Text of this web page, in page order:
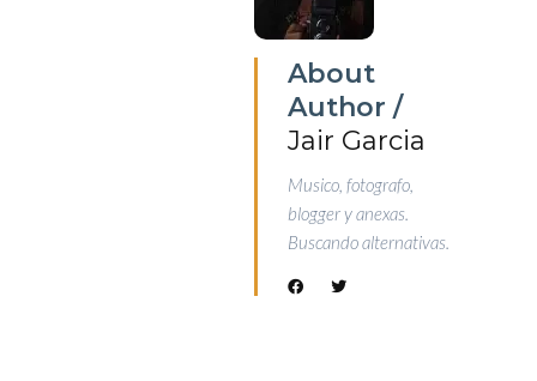
About
Author /
Jair Garcia
Musico, fotografo,
blogger y anexas.
Buscando alternativas.